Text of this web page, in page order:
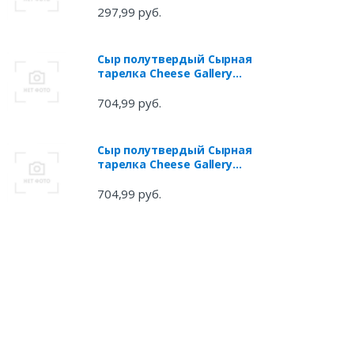
297,99 руб.
Сыр полутвердый Сырная
тарелка Cheese Gallery
704,99 руб.
Сыр полутвердый Сырная
тарелка Cheese Gallery
704,99 руб.